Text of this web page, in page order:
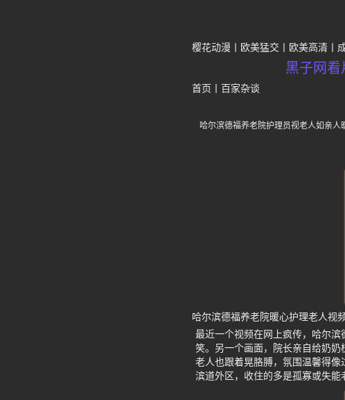
樱花动漫 欧美猛交 欧美高清
黑子网
首页 百家杂谈
哈尔滨德福养老院护理员视老人如亲
哈尔滨德福养老院暖心护理老人视
最近一个视频在网上疯传，哈尔
笑。另一个画面，院长亲自给奶
老人也跟着晃胳膊，氛围温馨得像
滨道外区，收住的多是孤寡或失能